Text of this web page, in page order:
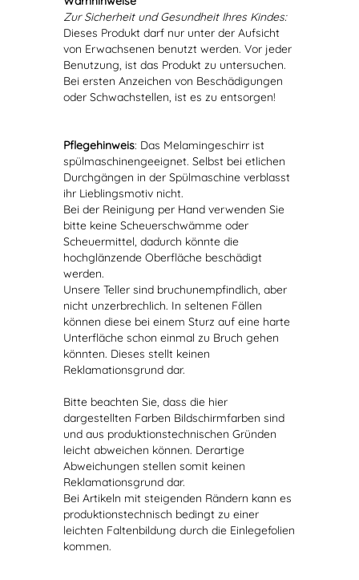
Zur Sicherheit und Gesundheit Ihres Kindes:
Dieses Produkt darf nur unter der Aufsicht
von Erwachsenen benutzt werden. Vor jeder
Benutzung, ist das Produkt zu untersuchen.
Bei ersten Anzeichen von Beschädigungen
oder Schwachstellen, ist es zu entsorgen!
Pflegehinweis: Das Melamingeschirr ist
spülmaschinengeeignet. Selbst bei etlichen
Durchgängen in der Spülmaschine verblasst
ihr Lieblingsmotiv nicht.
Bei der Reinigung per Hand verwenden Sie
bitte keine Scheuerschwämme oder
Scheuermittel, dadurch könnte die
hochglänzende Oberfläche beschädigt
werden.
Unsere Teller sind bruchunempfindlich, aber
nicht unzerbrechlich. In seltenen Fällen
können diese bei einem Sturz auf eine harte
Unterfläche schon einmal zu Bruch gehen
könnten. Dieses stellt keinen
Reklamationsgrund dar.
Bitte beachten Sie, dass die hier
dargestellten Farben Bildschirmfarben sind
und aus produktionstechnischen Gründen
leicht abweichen können. Derartige
Abweichungen stellen somit keinen
Reklamationsgrund dar.
Bei Artikeln mit steigenden Rändern kann es
produktionstechnisch bedingt zu einer
leichten Faltenbildung durch die Einlegefolien
kommen.